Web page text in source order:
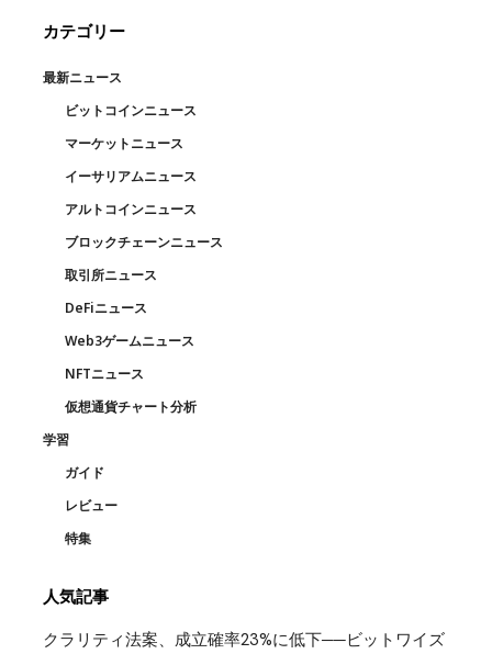
カテゴリー
最新ニュース
ビットコインニュース
マーケットニュース
イーサリアムニュース
アルトコインニュース
ブロックチェーンニュース
取引所ニュース
DeFiニュース
Web3ゲームニュース
NFTニュース
仮想通貨チャート分析
学習
ガイド
レビュー
特集
人気記事
クラリティ法案、成立確率23%に低下──ビットワイズ